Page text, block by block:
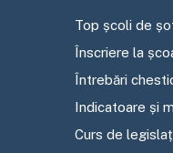
Top școli de
Înscriere la
Întrebări
Indicatoare și
Curs de